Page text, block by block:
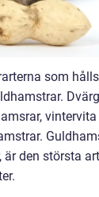
som
den största